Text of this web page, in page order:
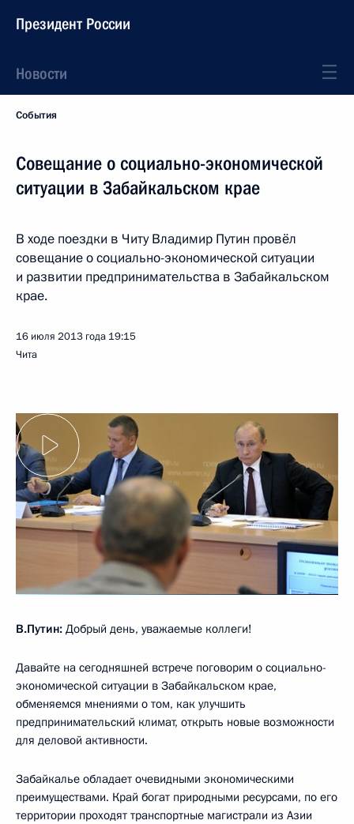
Президент России
Новости
События
Совещание о социально-экономической
ситуации в Забайкальском крае
В ходе поездки в Читу Владимир Путин провёл
совещание о социально-экономической ситуации
и развитии предпринимательства в Забайкальском
крае.
16 июля 2013 года 19:15
Чита
В.Путин: Добрый день, уважаемые коллеги!
Давайте на сегодняшней встрече поговорим о социально-
экономической ситуации в Забайкальском крае,
обменяемся мнениями о том, как улучшить
предпринимательский климат, открыть новые возможности
для деловой активности.
Забайкалье обладает очевидными экономическими
преимуществами. Край богат природными ресурсами, по его
территории проходят транспортные магистрали из Азии